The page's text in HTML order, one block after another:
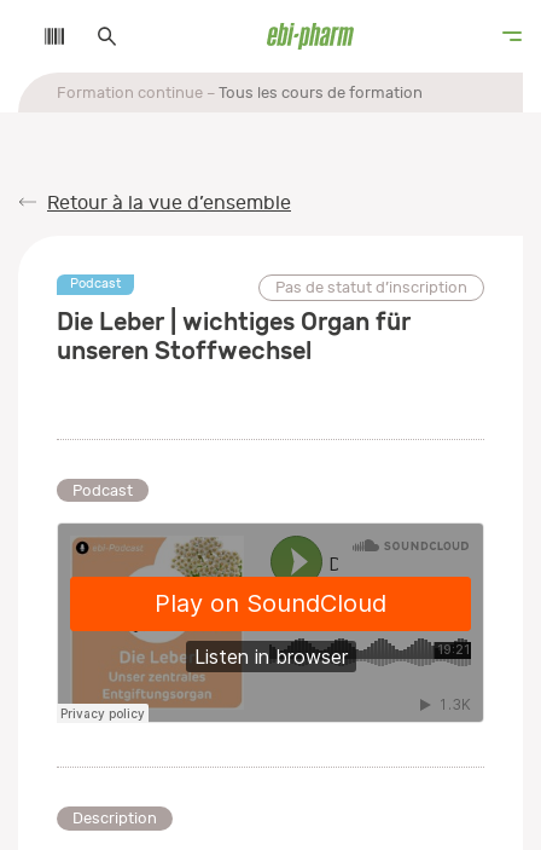
Formation continue Tous les cours de formation
Retour à la vue d’ensemble
Podcast Pas de statut d’inscription
Die Leber | wichtiges Organ für
unseren Stoffwechsel
Podcast
Description